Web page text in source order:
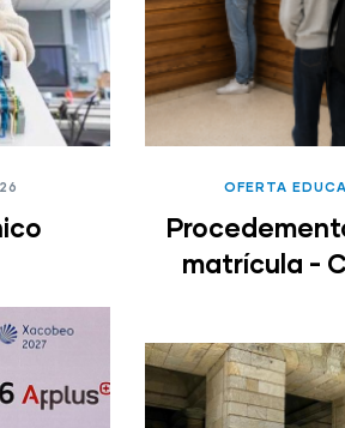
OFERTA
matrícula -